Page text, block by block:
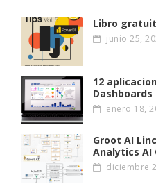
Libro
junio 25,
12
Dashboards
enero 18,
Groot AI
Analytics AI
diciembre